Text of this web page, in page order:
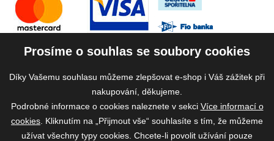
Prosíme o souhlas se soubory cookies
Díky Vašemu souhlasu můžeme zlepšovat e-shop i Váš zážitek při
nakupování, děkujeme.
Podrobné informace o cookies naleznete v sekci Více informací o
cookies . Kliknutím na „Přijmout vše“ souhlasíte s tím, že můžeme
užívat všechny typy cookies. Chcete-li povolit užívání pouze